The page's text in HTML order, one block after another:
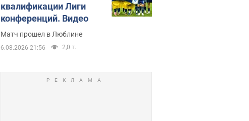
квалификации Лиги
конференций. Видео
Матч прошел в Люблине
6.08.2026 21:56 2,0 т.